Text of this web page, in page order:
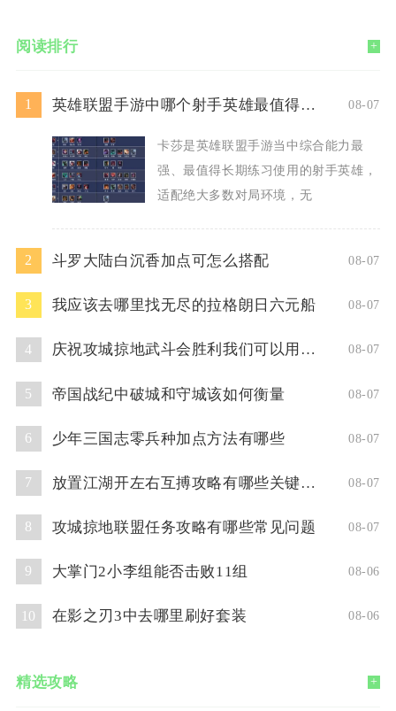
阅读排行 +
1 英雄联盟手游中哪个射手英雄最值得使用 08-07
卡莎是英雄联盟手游当中综合能力最
强、最值得长期练习使用的射手英雄，
适配绝大多数对局环境，无
2 斗罗大陆白沉香加点可怎么搭配 08-07
3 我应该去哪里找无尽的拉格朗日六元船 08-07
4 庆祝攻城掠地武斗会胜利我们可以用什么方式 08-07
5 帝国战纪中破城和守城该如何衡量 08-07
6 少年三国志零兵种加点方法有哪些 08-07
7 放置江湖开左右互搏攻略有哪些关键技巧 08-07
8 攻城掠地联盟任务攻略有哪些常见问题 08-07
9 大掌门2小李组能否击败11组 08-06
10 在影之刃3中去哪里刷好套装 08-06
精选攻略 +